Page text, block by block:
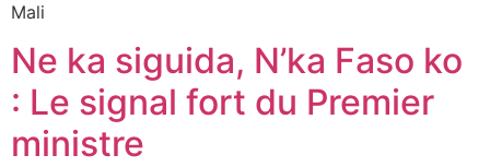
Mali
Ne ka siguida, N’ka Faso ko
: Le signal fort du Premier
ministre